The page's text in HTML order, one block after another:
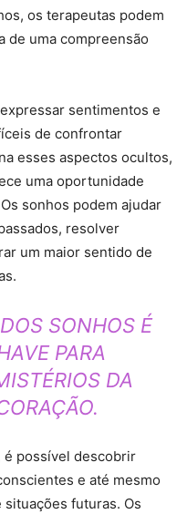
os terapeutas podem
de uma compreensão
sentimentos e
de confrontar
esses aspectos ocultos,
uma oportunidade
sonhos podem ajudar
resolver
um maior sentido de
SONHOS É
PARA
DA
é possível descobrir
e até mesmo
futuras. Os